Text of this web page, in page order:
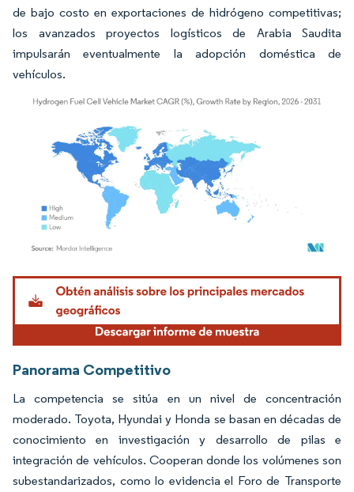
de bajo costo en exportaciones de hidrógeno competitivas;
los avanzados proyectos logísticos de Arabia Saudita
impulsarán eventualmente la adopción doméstica de
vehículos.
Imagen © Mordor Intelligence. El uso requiere atribución según CC BY 4.0.
Panorama Competitivo
La competencia se sitúa en un nivel de concentración
moderado. Toyota, Hyundai y Honda se basan en décadas de
conocimiento en investigación y desarrollo de pilas e
integración de vehículos. Cooperan donde los volúmenes son
subestandarizados, como lo evidencia el Foro de Transporte